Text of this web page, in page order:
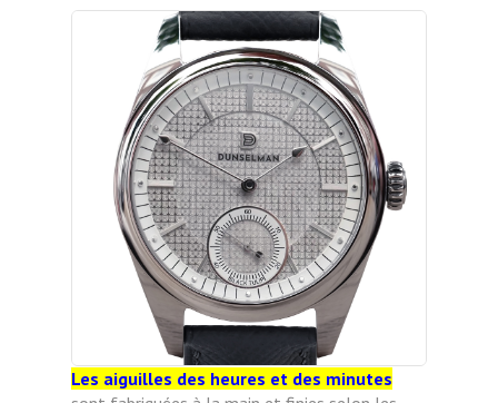
Les aiguilles des heures et des minutes